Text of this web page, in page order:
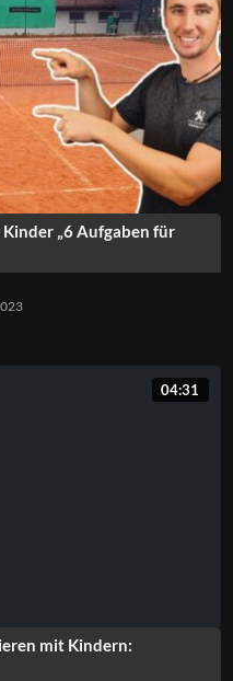
„6 Aufgaben für
04:31
mit Kindern: